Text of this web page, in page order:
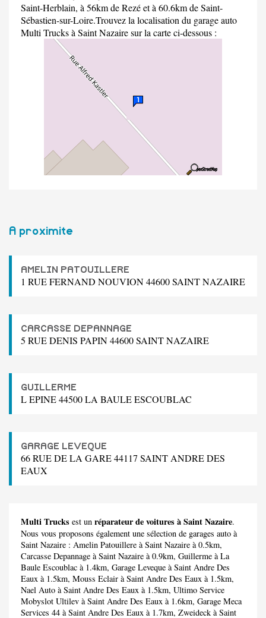
Saint-Herblain, à 56km de Rezé et à 60.6km de Saint-
Sébastien-sur-Loire.Trouvez la localisation du garage auto
Multi Trucks à Saint Nazaire sur la carte ci-dessous :
A proximite
AMELIN PATOUILLERE
1 RUE FERNAND NOUVION 44600 SAINT NAZAIRE
CARCASSE DEPANNAGE
5 RUE DENIS PAPIN 44600 SAINT NAZAIRE
GUILLERME
L EPINE 44500 LA BAULE ESCOUBLAC
GARAGE LEVEQUE
66 RUE DE LA GARE 44117 SAINT ANDRE DES
EAUX
Multi Trucks est un réparateur de voitures à Saint Nazaire.
Nous vous proposons également une sélection de garages auto à
Saint Nazaire : Amelin Patouillere à Saint Nazaire à 0.5km,
Carcasse Depannage à Saint Nazaire à 0.9km, Guillerme à La
Baule Escoublac à 1.4km, Garage Leveque à Saint Andre Des
Eaux à 1.5km, Mouss Eclair à Saint Andre Des Eaux à 1.5km,
Nael Auto à Saint Andre Des Eaux à 1.5km, Ultimo Service
Mobyslot Ultilev à Saint Andre Des Eaux à 1.6km, Garage Meca
Services 44 à Saint Andre Des Eaux à 1.7km, Zweideck à Saint